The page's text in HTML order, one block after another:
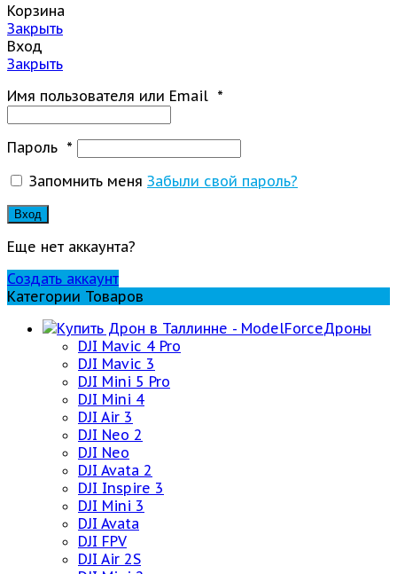
Корзина
Закрыть
Вход
Закрыть
Имя пользователя или Email *
Пароль *
Запомнить меня Забыли свой пароль?
Вход
Еще нет аккаунта?
Создать аккаунт
Категории Товаров
Дроны
DJI Mavic 4 Pro
DJI Mavic 3
DJI Mini 5 Pro
DJI Mini 4
DJI Air 3
DJI Neo 2
DJI Neo
DJI Avata 2
DJI Inspire 3
DJI Mini 3
DJI Avata
DJI FPV
DJI Air 2S